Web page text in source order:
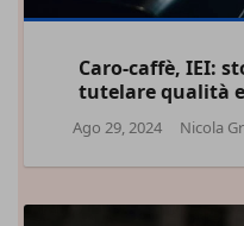
Caro-caffè, IEI:
tutelare qualità
Ago 29, 2024 Nicola